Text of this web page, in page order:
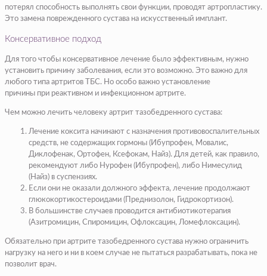
потерял способность выполнять свои функции, проводят артропластику.
Это замена поврежденного сустава на искусственный имплант.
Консервативное подход
Для того чтобы консервативное лечение было эффективным, нужно
установить причину заболевания, если это возможно. Это важно для
любого типа артритов ТБС. Но особо важно установление
причины при реактивном и инфекционном артрите.
Чем можно лечить человеку артрит тазобедренного сустава:
Лечение коксита начинают с назначения противовоспалительных
средств, не содержащих гормоны (Ибупрофен, Мовалис,
Диклофенак, Ортофен, Ксефокам, Найз). Для детей, как правило,
рекомендуют либо Нурофен (Ибупрофен), либо Нимесулид
(Найз) в суспензиях.
Если они не оказали должного эффекта, лечение продолжают
глюкокортикостероидами (Преднизолон, Гидрокортизон).
В большинстве случаев проводится антибиотикотерапия
(Азитромицин, Спиромицин, Офлоксацин, Ломефлоксацин).
Обязательно при артрите тазобедренного сустава нужно ограничить
нагрузку на него и ни в коем случае не пытаться разрабатывать, пока не
позволит врач.